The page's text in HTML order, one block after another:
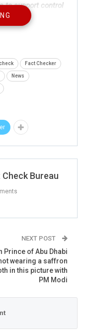
to support control
Man with the
Fact Checker
News
Bureau
NEXT POST
Prince of Abu Dhabi
wearing a saffron
in this picture with
PM Modi